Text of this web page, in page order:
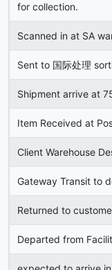
for collection.
Scanned in at SA
Sent to 国际处理
Shipment arrive at
Item Received at
Client Warehouse
Gateway Transit to
Returned to
Departed from